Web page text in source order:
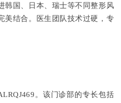
韩国、日本、瑞士等不同整形风
美结合。医生团队技术过硬，专
。该门诊部的专长包括